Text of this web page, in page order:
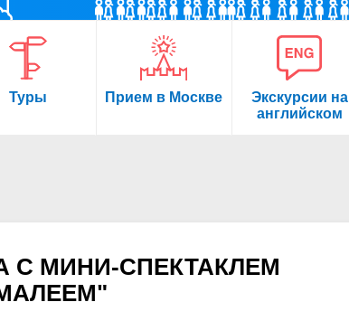
Туры Прием в Москве
Экскурсии на
английском
С МИНИ-СПЕКТАКЛЕМ